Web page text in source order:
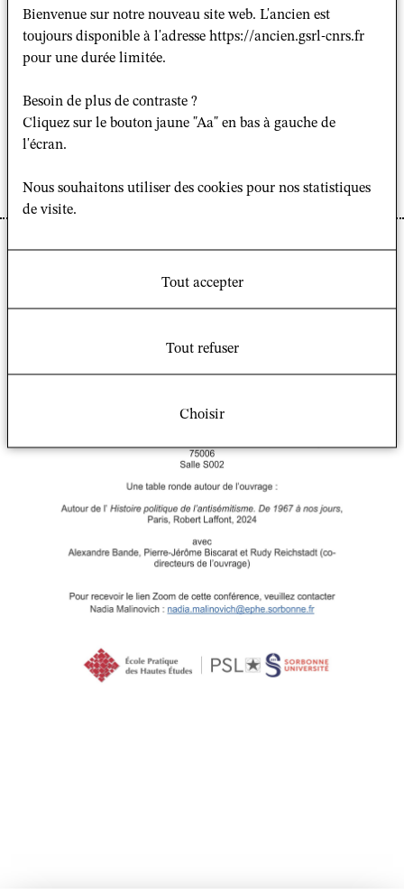
Salle S002
Séminaire Histoire et sociologie des judaïsmes contemporains
migration: approche comparatiste »
Pour recevoir le lien Zoom pour cette conférence, veuillez
Nadia Malinovich :nadia.malinovich@ephe.sorbonne.fr
Bienvenue sur notre nouveau site web. L'ancien est
toujours disponible à l'adresse https://ancien.gsrl-cnrs.fr
pour une durée limitée.
Besoin de plus de contraste ?
Cliquez sur le bouton jaune "Aa" en bas à gauche de
l'écran.
Nous souhaitons utiliser des cookies pour nos statistiques
de visite.
Tout accepter
Tout refuser
Choisir